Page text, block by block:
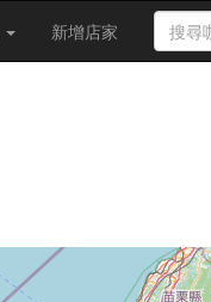
新增店家